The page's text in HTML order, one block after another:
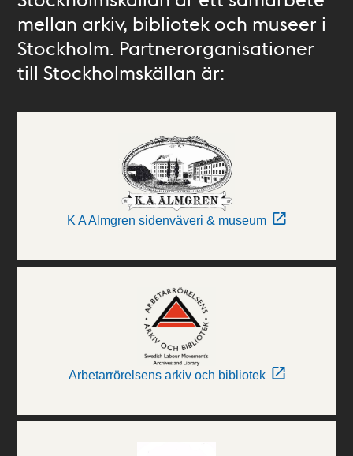
mellan arkiv, bibliotek och museer i
Stockholm. Partnerorganisationer
till Stockholmskällan är:
K A Almgren sidenväveri & museum
Arbetarrörelsens arkiv och bibliotek